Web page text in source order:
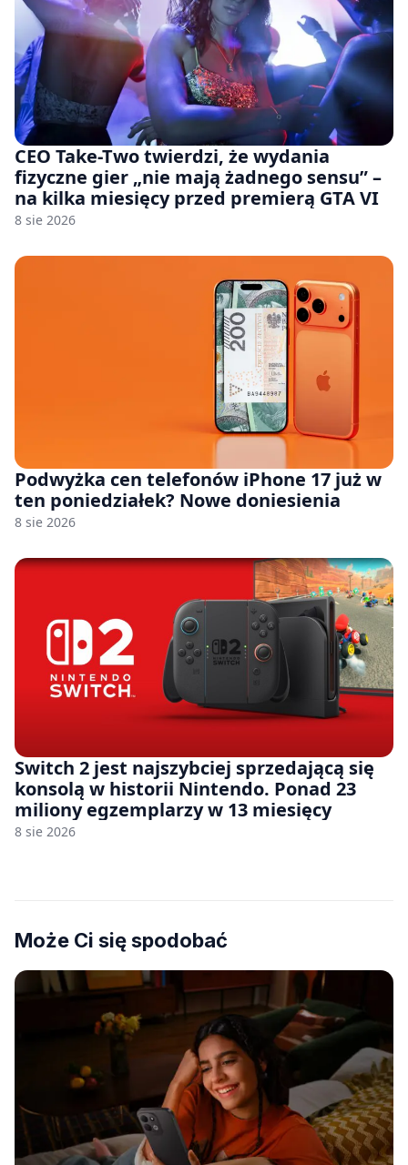
CEO Take-Two twierdzi, że wydania
fizyczne gier „nie mają żadnego sensu” –
na kilka miesięcy przed premierą GTA VI
8 sie 2026
Podwyżka cen telefonów iPhone 17 już w
ten poniedziałek? Nowe doniesienia
8 sie 2026
Switch 2 jest najszybciej sprzedającą się
konsolą w historii Nintendo. Ponad 23
miliony egzemplarzy w 13 miesięcy
8 sie 2026
Może Ci się spodobać